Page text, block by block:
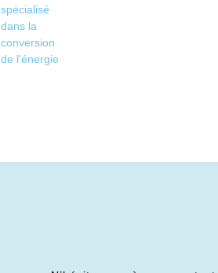
spécialisé
dans la
conversion
de l'énergie